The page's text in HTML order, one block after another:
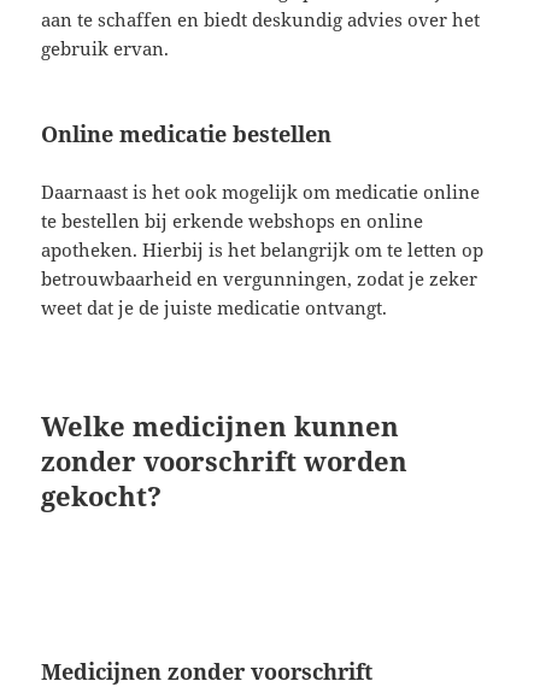
aan te schaffen en biedt deskundig advies over het
gebruik ervan.
Online medicatie bestellen
Daarnaast is het ook mogelijk om medicatie online
te bestellen bij erkende webshops en online
apotheken. Hierbij is het belangrijk om te letten op
betrouwbaarheid en vergunningen, zodat je zeker
weet dat je de juiste medicatie ontvangt.
Welke medicijnen kunnen
zonder voorschrift worden
gekocht?
Medicijnen zonder voorschrift